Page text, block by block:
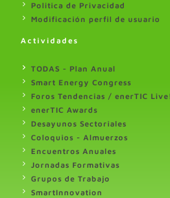
Politica de Privacidad
Modificación perfil de usuario
Actividades
TODAS - Plan Anual
Smart Energy Congress
Foros Tendencias / enerTIC Live!
enerTIC Awards
Desayunos Sectoriales
Coloquios - Almuerzos
Encuentros Anuales
Jornadas Formativas
Grupos de Trabajo
SmartInnovation